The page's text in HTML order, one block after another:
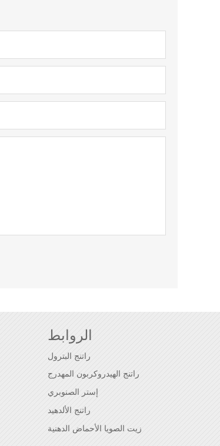
الروابط
راتنج البترول
راتنج الهيدروكربون المهدرج
إستر الصنوبري
راتنج الألدهيد
زيت الصويا الأحماض الدهنية